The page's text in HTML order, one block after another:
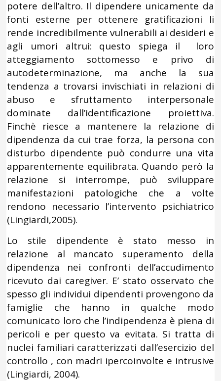
potere dell’altro. Il dipendere unicamente da
fonti esterne per ottenere gratificazioni li
rende incredibilmente vulnerabili ai desideri e
agli umori altrui: questo spiega il loro
atteggiamento sottomesso e privo di
autodeterminazione, ma anche la sua
tendenza a trovarsi invischiati in relazioni di
abuso e sfruttamento interpersonale
dominate dall’identificazione proiettiva.
Finchè riesce a mantenere la relazione di
dipendenza da cui trae forza, la persona con
disturbo dipendente può condurre una vita
apparentemente equilibrata. Quando però la
relazione si interrompe, può sviluppare
manifestazioni patologiche che a volte
rendono necessario l’intervento psichiatrico
(Lingiardi,2005).
Lo stile dipendente è stato messo in
relazione al mancato superamento della
dipendenza nei confronti dell’accudimento
ricevuto dai caregiver. E’ stato osservato che
spesso gli individui dipendenti provengono da
famiglie che hanno in qualche modo
comunicato loro che l’indipendenza è piena di
pericoli e per questo va evitata. Si tratta di
nuclei familiari caratterizzati dall’esercizio del
controllo , con madri ipercoinvolte e intrusive
(Lingiardi, 2004).